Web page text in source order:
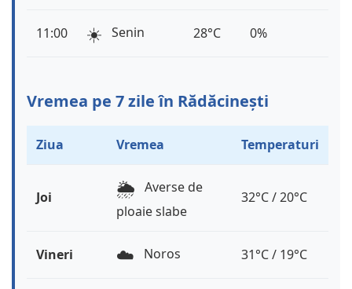
11:00 ☀️ Senin 28°C 0%
Vremea pe 7 zile în Rădăcinești
Ziua Vremea Temperaturi
Joi 🌦️ Averse de
ploaie slabe
32°C / 20°C
Vineri ☁️ Noros 31°C / 19°C